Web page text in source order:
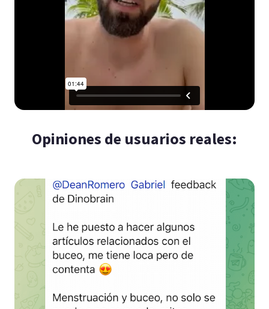
Opiniones de usuarios reales: